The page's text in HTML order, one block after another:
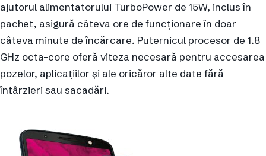
ajutorul alimentatorului TurboPower de 15W, inclus în
pachet, asigură câteva ore de funcționare în doar
câteva minute de încărcare. Puternicul procesor de 1.8
GHz octa-core oferă viteza necesară pentru accesarea
pozelor, aplicațiilor și ale oricăror alte date fără
întârzieri sau sacadări.